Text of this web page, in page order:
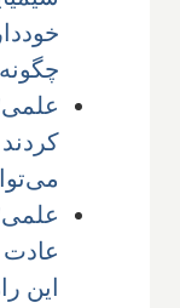
عادت
این